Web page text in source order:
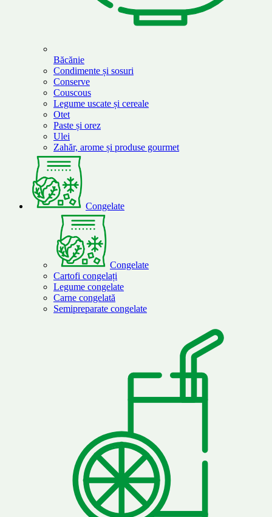
Băcănie
Condimente și sosuri
Conserve
Couscous
Legume uscate și cereale
Otet
Paste și orez
Ulei
Zahăr, arome și produse gourmet
Congelate
Congelate
Cartofi congelați
Legume congelate
Carne congelată
Semipreparate congelate